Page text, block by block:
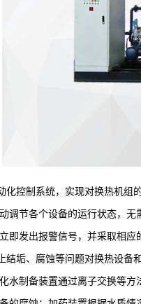
控制系统，实现对换热机组
调节各个设备的运行状态，
即发出报警信号，并采取相
垢、腐蚀等问题对换热设备
水制备装置通过离子交换等